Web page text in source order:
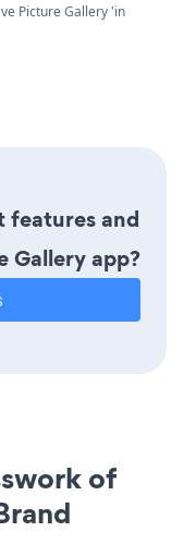
ve Picture Gallery 'in
features and
Gallery app?
of